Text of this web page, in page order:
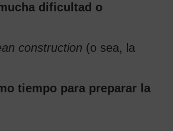
dificultad o
construction (o sea, la
tiempo para preparar la